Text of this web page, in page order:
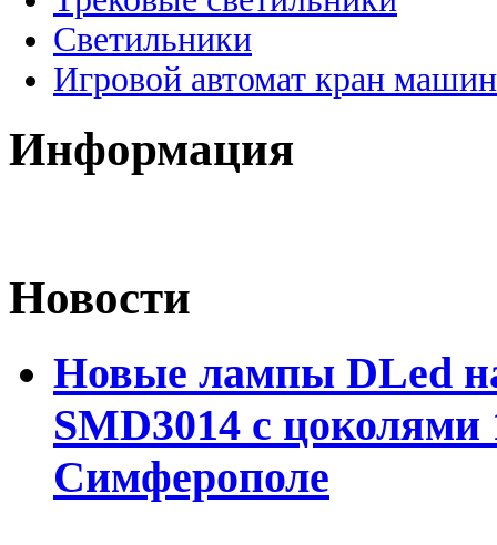
Светильники
Игровой автомат кран
Информация
Новости
Новые лампы DLed
SMD3014 с цоколями
Симферополе